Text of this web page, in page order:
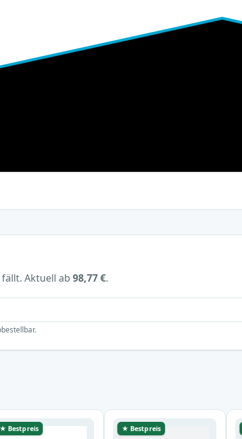
Aktuell ab 98,77 €.
★ Bestpreis ★ Bestpreis